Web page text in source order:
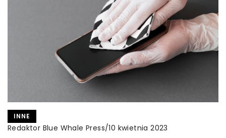
INNE
Redaktor Blue Whale Press/10 kwietnia 2023